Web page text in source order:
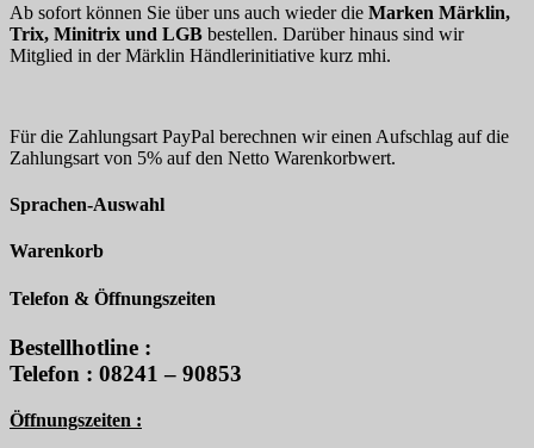
Ab sofort können Sie über uns auch wieder die Marken Märklin,
Trix, Minitrix und LGB bestellen. Darüber hinaus sind wir
Mitglied in der Märklin Händlerinitiative kurz mhi.
Für die Zahlungsart PayPal berechnen wir einen Aufschlag auf die
Zahlungsart von 5% auf den Netto Warenkorbwert.
Sprachen-Auswahl
Warenkorb
Telefon & Öffnungszeiten
Bestellhotline :
Telefon : 08241 – 90853
Öffnungszeiten :